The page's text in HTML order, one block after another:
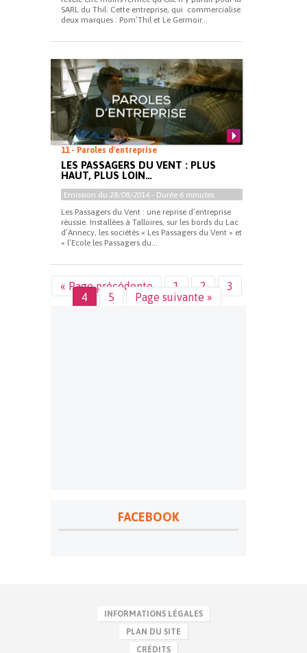
SARL du Thil. Cette entreprise, qui commercialise
deux marques : Pom’Thil et Le Germoir...
11 - Paroles d'entreprise
LES PASSAGERS DU VENT : PLUS
HAUT, PLUS LOIN…
Emission du 28/08/2014 - Durée 6 minutes
Les Passagers du Vent : une reprise d’entreprise
réussie. Installées à Talloires, sur les bords du Lac
d’Annecy, les sociétés « Les Passagers du Vent » et
« l’Ecole les Passagers du...
« Page précédente 1 2
3
4
5 Page suivante »
FACEBOOK
INFORMATIONS LÉGALES
PLAN DU SITE
CRÉDITS